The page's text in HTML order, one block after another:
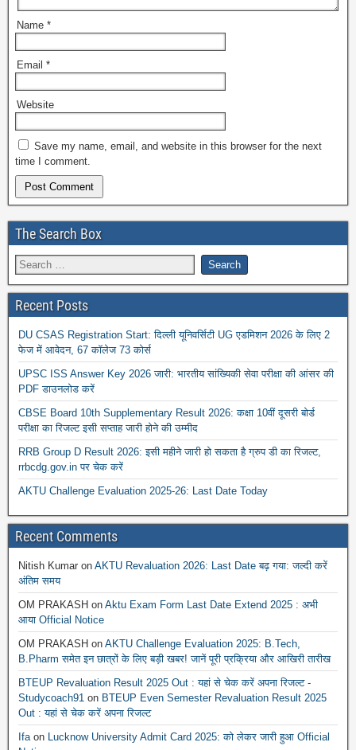
Name *
Email *
Website
Save my name, email, and website in this browser for the next
time I comment.
The Search Box
Recent Posts
DU CSAS Registration Start: दिल्ली यूनिवर्सिटी UG एडमिशन 2026 के लिए 2
फेज में आवेदन, 67 कॉलेज 73 कोर्स
UPSC ISS Answer Key 2026 जारी: भारतीय सांख्यिकी सेवा परीक्षा की आंसर की
PDF डाउनलोड करें
CBSE Board 10th Supplementary Result 2026: कक्षा 10वीं दूसरी बोर्ड
परीक्षा का रिजल्ट इसी सप्ताह जारी होने की उम्मीद
RRB Group D Result 2026: इसी महीने जारी हो सकता है ग्रुप डी का रिजल्ट,
rrbcdg.gov.in पर चेक करें
AKTU Challenge Evaluation 2025-26: Last Date Today
Recent Comments
Nitish Kumar on AKTU Revaluation 2026: Last Date बढ़ गया: जल्दी करें
अंतिम समय
OM PRAKASH on Aktu Exam Form Last Date Extend 2025 : अभी
आया Official Notice
OM PRAKASH on AKTU Challenge Evaluation 2025: B.Tech,
B.Pharm समेत इन छात्रों के लिए बड़ी खबर! जानें पूरी प्रक्रिया और आखिरी तारीख
BTEUP Revaluation Result 2025 Out : यहां से चेक करें अपना रिजल्ट -
Studycoach91 on BTEUP Even Semester Revaluation Result 2025
Out : यहां से चेक करें अपना रिजल्ट
Ifa on Lucknow University Admit Card 2025: को लेकर जारी हुआ Official